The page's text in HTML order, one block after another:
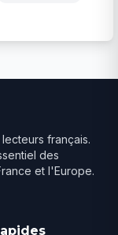
français.
des
et l'Europe.